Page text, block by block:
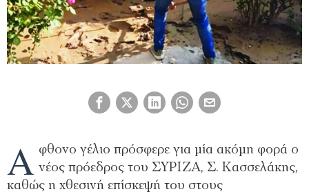
Ά φθονο γέλιο πρόσφερε για μία ακόμη φορά ο
νέος πρόεδρος του ΣΥΡΙΖΑ, Σ. Κασσελάκης,
καθώς η χθεσινή επίσκεψή του στους